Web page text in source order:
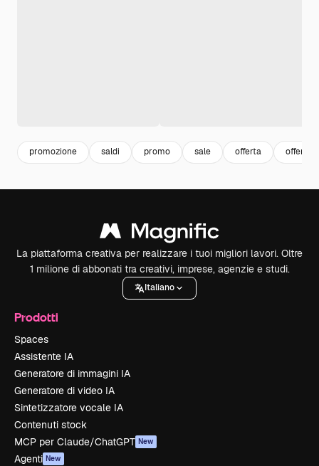
promozione saldi promo sale offerta offer
La piattaforma creativa per realizzare i tuoi migliori lavori. Oltre
1 milione di abbonati tra creativi, imprese, agenzie e studi.
Italiano
Prodotti
Spaces
Assistente IA
Generatore di immagini IA
Generatore di video IA
Sintetizzatore vocale IA
Contenuti stock
MCP per Claude/ChatGPT New
Agenti New